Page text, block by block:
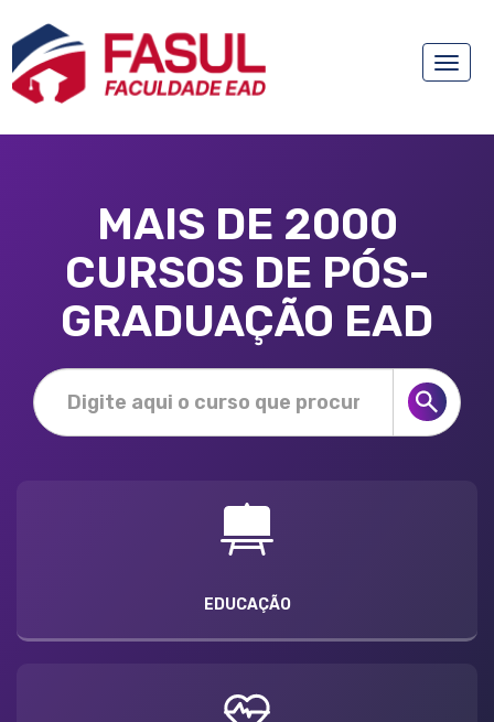
Toggle
MAIS DE 2000
CURSOS DE PÓS-
GRADUAÇÃO EAD
EDUCAÇÃO